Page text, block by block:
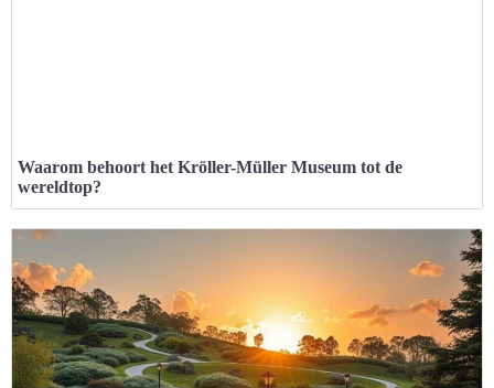
Waarom behoort het Kröller-Müller Museum tot de
wereldtop?